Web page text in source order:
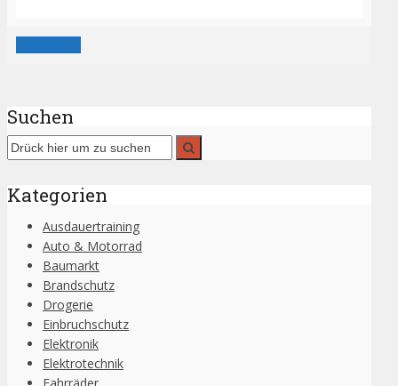
Suchen
Kategorien
Ausdauertraining
Auto & Motorrad
Baumarkt
Brandschutz
Drogerie
Einbruchschutz
Elektronik
Elektrotechnik